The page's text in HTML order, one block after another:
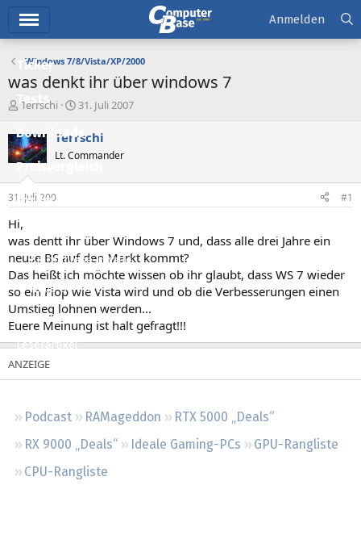
Ticker
Tests
Downloads
Preisvergleich
Forum
Aktuelles
Empfohlene Inhalte
Neue Beiträge
Neueste Aktivitäten
Leserartikel
Podcast RAMageddon
RTX 5000 „Deals“
RX 9000 „Deals“
Ideale Gaming-PCs
GPU-Rangliste
CPU-Rangliste
Anmelden
Windows 7/8/Vista/XP/2000
was denkt ihr über windows 7
E
s
t
e
e
Terrschi
E
s
e
t
m
31. Juli 2007
Terrschi
Lt. Commander
31. Juli 2007 #1
Hi,
was dentt ihr über Windows 7 und, dass alle drei Jahre ein
neuse BS auf den Markt kommt?
Das heißt ich möchte wissen ob ihr glaubt, dass WS 7 wieder
so ein Flop wie Vista wird und ob die Verbesserungen einen
Umstieg lohnen werden...
Euere Meinung ist halt gefragt!!!